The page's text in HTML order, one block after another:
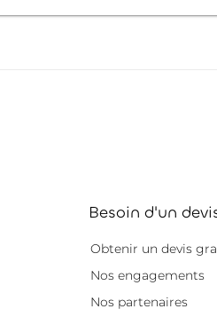
Besoin d'un
Obtenir un devis
Nos engagements
Nos partenaires